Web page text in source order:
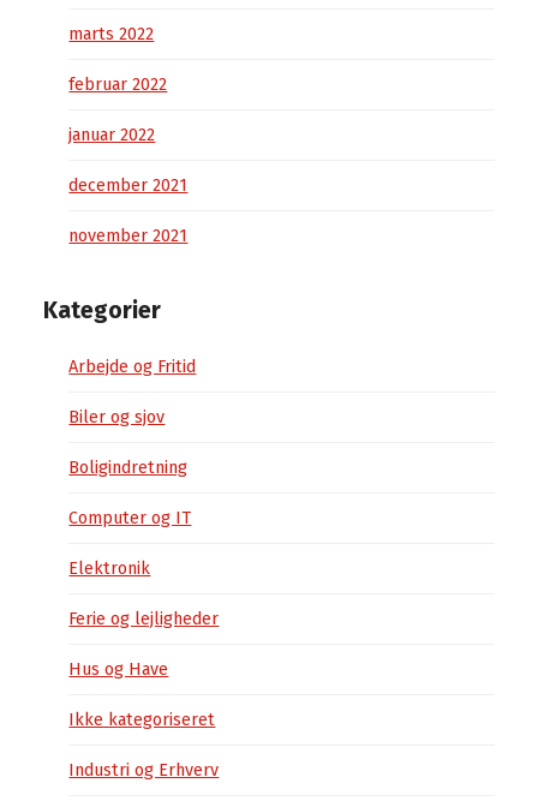
marts 2022
februar 2022
januar 2022
december 2021
november 2021
Kategorier
Arbejde og Fritid
Biler og sjov
Boligindretning
Computer og IT
Elektronik
Ferie og lejligheder
Hus og Have
Ikke kategoriseret
Industri og Erhverv